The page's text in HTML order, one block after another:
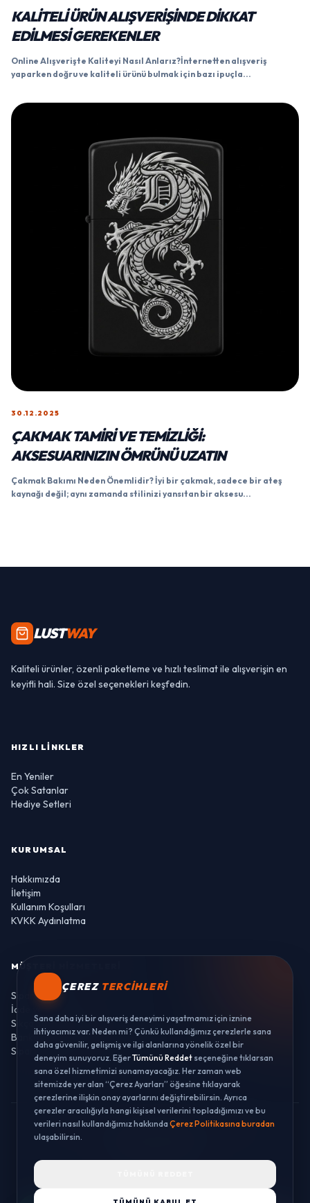
KALITELI ÜRÜN ALIŞVERIŞINDE DIKKAT
EDILMESI GEREKENLER
Online Alışverişte Kaliteyi Nasıl Anlarız?İnternetten alışveriş
yaparken doğru ve kaliteli ürünü bulmak için bazı ipuçla...
30.12.2025
ÇAKMAK TAMIRI VE TEMIZLIĞI:
AKSESUARINIZIN ÖMRÜNÜ UZATIN
Çakmak Bakımı Neden Önemlidir? İyi bir çakmak, sadece bir ateş
kaynağı değil; aynı zamanda stilinizi yansıtan bir aksesu...
LUSTWAY
Kaliteli ürünler, özenli paketleme ve hızlı teslimat ile alışverişin en
keyifli hali. Size özel seçenekleri keşfedin.
HIZLI LINKLER
En Yeniler
Çok Satanlar
Hediye Setleri
KURUMSAL
Hakkımızda
İletişim
Kullanım Koşulları
KVKK Aydınlatma
MÜŞTERI HIZMETLERI
Sipariş Takibi
İade ve Değişim
Sıkça Sorulan Sorular
Banka Hesaplarımız
Sipariş Takibi
© 2026 LUSTWAY. TÜM HAKLARI SAKLIDIR.
ÇEREZ TERCIHLERI
Sana daha iyi bir alışveriş deneyimi yaşatmamız için iznine
ihtiyacımız var. Neden mi? Çünkü kullandığımız çerezlerle sana
daha güvenilir, gelişmiş ve ilgi alanlarına yönelik özel bir
deneyim sunuyoruz. EğerTümünü Reddet seçeneğine tıklarsan
sana özel hizmetimizi sunamayacağız. Her zaman web
sitemizde yer alan “Çerez Ayarları” öğesine tıklayarak
çerezlerine ilişkin onay ayarlarını değiştirebilirsin. Ayrıca
çerezler aracılığıyla hangi kişisel verilerini topladığımızı ve bu
verileri nasıl kullandığımız hakkındaÇerez Politikasına buradan
ulaşabilirsin.